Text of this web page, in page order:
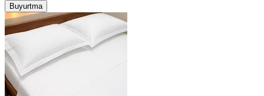
Buyurtma